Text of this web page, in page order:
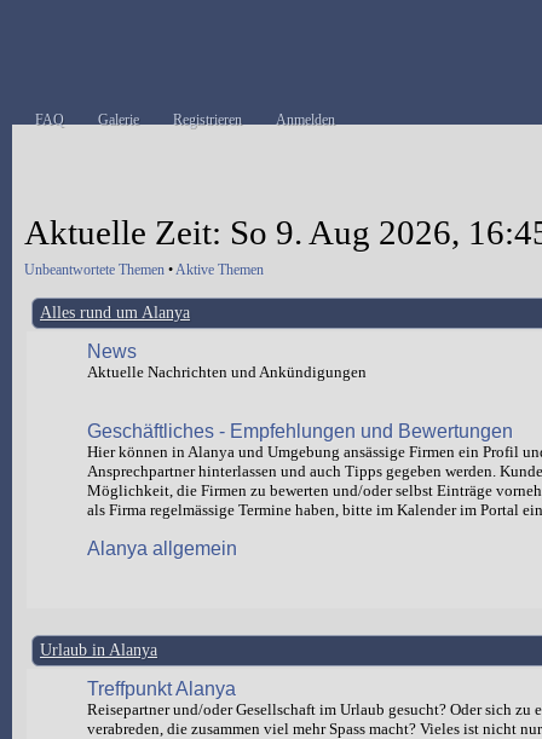
FAQ Galerie Registrieren Anmelden
Aktuelle Zeit: So 9. Aug 2026,
Unbeantwortete Themen •Aktive Themen
Alles rund um Alanya
News
Aktuelle Nachrichten und Ankündigungen
Geschäftliches - Empfehlungen und Bewertungen
Hier können in Alanya und Umgebung ansässige Firmen ein Profil
Ansprechpartner hinterlassen und auch Tipps gegeben werden.
Möglichkeit, die Firmen zu bewerten und/oder selbst Einträge
als Firma regelmässige Termine haben, bitte im Kalender im Portal
Alanya allgemein
Urlaub in Alanya
Treffpunkt Alanya
Reisepartner und/oder Gesellschaft im Urlaub gesucht? Oder sich zu
verabreden, die zusammen viel mehr Spass macht? Vieles ist nicht